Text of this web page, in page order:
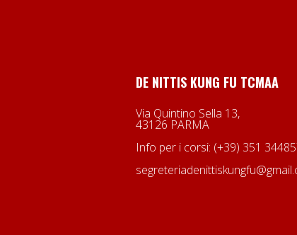
DE NITTIS KUNG FU TCMAA
Via Quintino Sella 13,
43126 PARMA
Info per i corsi: (+39) 351